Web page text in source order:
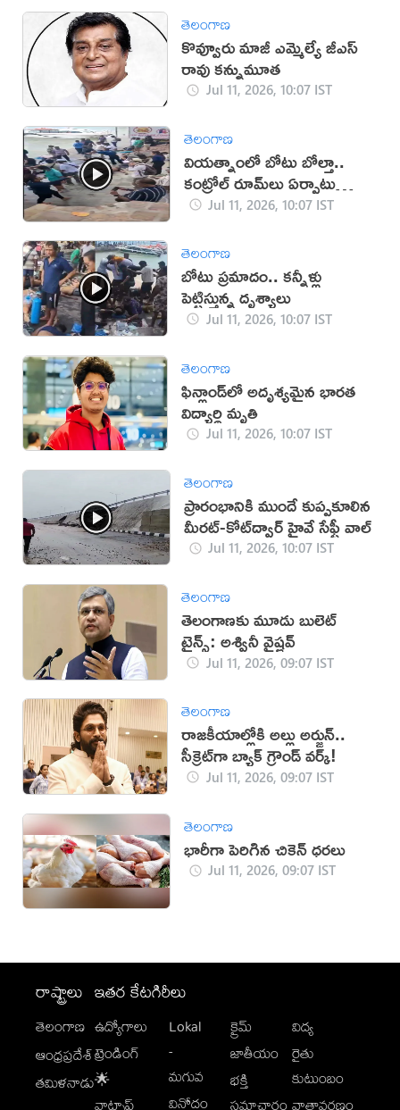
తెలంగాణ
కొవ్వూరు మాజీ ఎమ్మెల్యే జీ‌ఎస్
రావు కన్నుమూత
Jul 11, 2026, 10:07 IST
తెలంగాణ
వియత్నాంలో బోటు బోల్తా..
కంట్రోల్ రూమ్‌లు ఏర్పాటు
(వీడియో)
Jul 11, 2026, 10:07 IST
తెలంగాణ
బోటు ప్రమాదం.. కన్నీళ్లు
పెట్టిస్తున్న దృశ్యాలు
Jul 11, 2026, 10:07 IST
తెలంగాణ
ఫిన్లాండ్‌లో అదృశ్యమైన భారత
విద్యార్థి మృతి
Jul 11, 2026, 10:07 IST
తెలంగాణ
ప్రారంభానికి ముందే కుప్పకూలిన
మీరట్-కోట్‌ద్వార్ హైవే సేఫ్టీ వాల్
Jul 11, 2026, 10:07 IST
తెలంగాణ
తెలంగాణకు మూడు బులెట్
ట్రైన్స్: అశ్వినీ వైష్ణవ్
Jul 11, 2026, 09:07 IST
తెలంగాణ
రాజకీయాల్లోకి అల్లు అర్జున్..
సీక్రెట్‌గా బ్యాక్‌ గ్రౌండ్‌ వర్క్!
Jul 11, 2026, 09:07 IST
తెలంగాణ
భారీగా పెరిగిన చికెన్ ధరలు
Jul 11, 2026, 09:07 IST
రాష్ట్రాలు
తెలంగాణ
ఆంధ్రప్రదేశ్
తమిళనాడు
ఇతర కేటగిరీలు
ఉద్యోగాలు
ట్రెండింగ్
🌟
Lokal
-
మగువ
వినోదం
క్రైమ్
జాతీయం
భక్తి
విద్య
రైతు
కుటుంబం